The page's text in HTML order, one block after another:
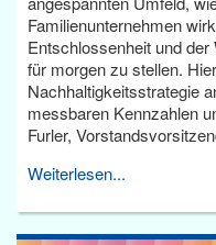
Familienunternehmen
Entschlossenheit und
für morgen zu stellen.
Nachhaltigkeitsstrategie
messbaren Kennzahlen
Furler,
Weiterlesen...